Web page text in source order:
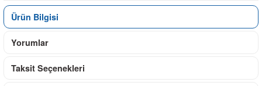
Ürün Bilgisi
Yorumlar
Taksit Seçenekleri